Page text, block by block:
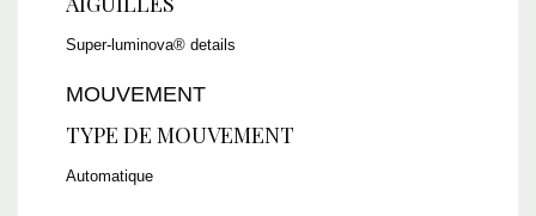
Super-luminova® details
MOUVEMENT
TYPE DE MOUVEMENT
Automatique